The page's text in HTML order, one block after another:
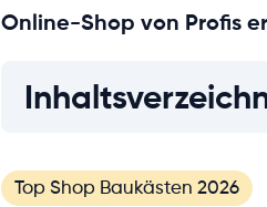
Online-Shop von Profis
Top Shop Baukästen 2026